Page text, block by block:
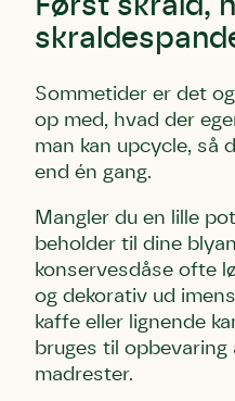
Først skrald,
Sommetider er det
op med, hvad der
man kan upcycle, så
end én gang.
Mangler du en lille
beholder til dine
konservesdåse ofte
og dekorativ ud
kaffe eller lignende
bruges til
madrester.
Skriv under
Fornavn
Sund
Fornavn
Storken
Fornavn